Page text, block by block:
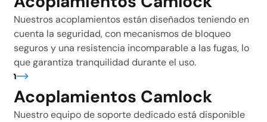
Nuestros acoplamientos están diseñados teniendo en
cuenta la seguridad, con mecanismos de bloqueo
seguros y una resistencia incomparable a las fugas, lo
que garantiza tranquilidad durante el uso.
Acoplamientos Camlock
Nuestro equipo de soporte dedicado está disponible